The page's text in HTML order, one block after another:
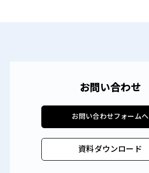
お問い合わせ
お問い合わせフォームへ
資料ダウンロード